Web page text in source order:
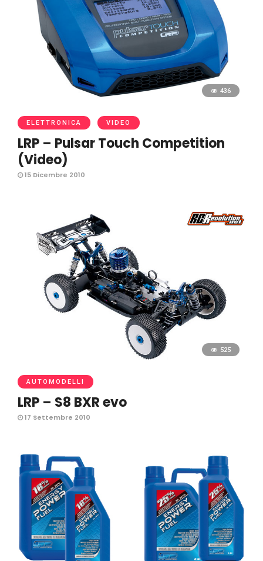
436
ELETTRONICA VIDEO
LRP – Pulsar Touch Competition
(Video)
15 Dicembre 2010
525
AUTOMODELLI
LRP – S8 BXR evo
17 Settembre 2010